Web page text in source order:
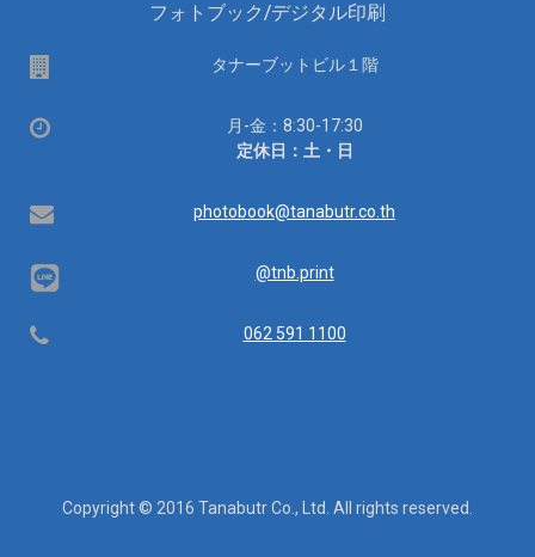
フォトブック/デジタル印刷
タナーブットビル１階
営
月-金：8:30-17:30
定休日：土・日
Email photobook@tanabutr.co.th
@tnb.print
Telephone 062 591 1100
Copyright © 2016 Tanabutr Co., Ltd. All rights reserved.